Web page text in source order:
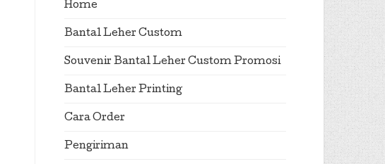
Home
Bantal Leher Custom
Souvenir Bantal Leher Custom Promosi
Bantal Leher Printing
Cara Order
Pengiriman